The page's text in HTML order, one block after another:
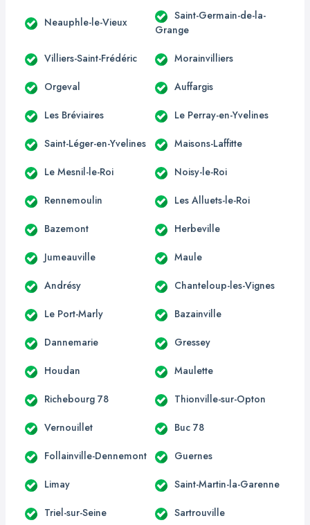
Neauphle-le-Vieux
Saint-Germain-de-la-
Grange
Villiers-Saint-Frédéric Morainvilliers
Orgeval Auffargis
Les Bréviaires Le Perray-en-Yvelines
Saint-Léger-en-Yvelines Maisons-Laffitte
Le Mesnil-le-Roi Noisy-le-Roi
Rennemoulin Les Alluets-le-Roi
Bazemont Herbeville
Jumeauville Maule
Andrésy Chanteloup-les-Vignes
Le Port-Marly Bazainville
Dannemarie Gressey
Houdan Maulette
Richebourg 78 Thionville-sur-Opton
Vernouillet Buc 78
Follainville-Dennemont Guernes
Limay Saint-Martin-la-Garenne
Triel-sur-Seine Sartrouville